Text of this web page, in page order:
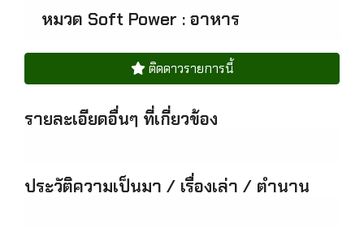
หมวด Soft Power : อาหาร
ติดดาวรายการนี้
รายละเอียดอื่นๆ ที่เกี่ยวข้อง
ประวัติความเป็นมา / เรื่องเล่า / ตำนาน